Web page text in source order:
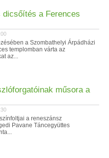
a Ferences
a Szombathelyi Árpádházi
templomban várta az
az...
műsora a
a reneszánsz
Pavane Táncegyüttes